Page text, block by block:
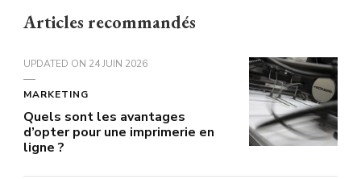
Articles recommandés
UPDATED ON 24 JUIN 2026
MARKETING
Quels sont les avantages
d’opter pour une imprimerie en
ligne ?